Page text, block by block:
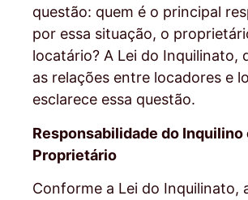
questão: quem é o principal
por essa situação, o
locatário? A Lei do Inquilinato,
as relações entre locadores e
esclarece essa questão.
Responsabilidade do Inquilino
Proprietário
Conforme a Lei do Inquilinato,